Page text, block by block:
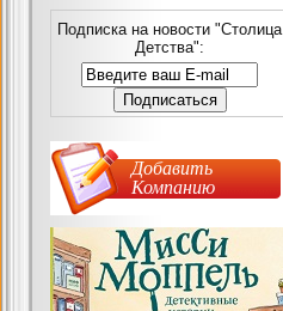
Подписка на новости "Столица
Детства":
Добавить
Компанию